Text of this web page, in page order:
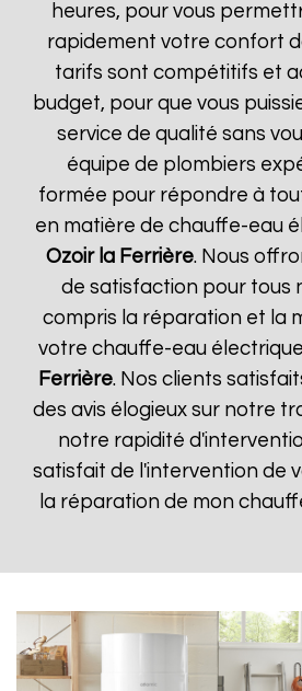
heures, pour vous
rapidement votre confort
tarifs sont compétitifs et
budget, pour que vous
service de qualité sans
équipe de plombiers
formée pour répondre à
en matière de chauffe-eau
Ozoir la Ferrière. Nous
de satisfaction pour tous
compris la réparation et la
votre chauffe-eau
Ferrière. Nos clients
des avis élogieux sur notre
notre rapidité
satisfait de l'intervention de
la réparation de mon